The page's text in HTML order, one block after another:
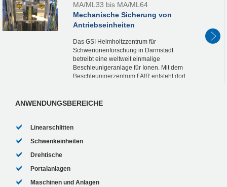
MA/ML33 bis MA/ML64
Mechanische Sicherung von
Antriebseinheiten
Das GSI Helmholtzzentrum für
Schwerionenforschung in Darmstadt
betreibt eine weltweit einmalige
Beschleunigeranlage für Ionen. Mit dem
Beschleunigerzentrum FAIR entsteht dort
Labor...
ANWENDUNGSBEREICHE
Linearschlitten
Schwenkeinheiten
Drehtische
Portalanlagen
Maschinen und Anlagen